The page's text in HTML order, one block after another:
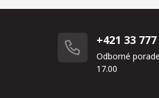
+421 33
Odborné
17.00